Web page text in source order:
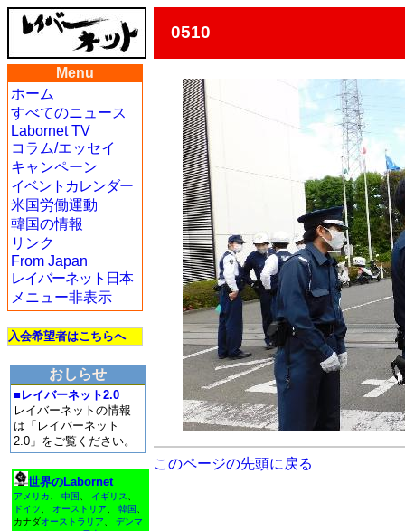
0510
Menu
ホーム
すべてのニュース
Labornet TV
コラム/エッセイ
キャンペーン
イベントカレンダー
米国労働運動
韓国の情報
リンク
From Japan
レイバーネット日本
メニュー非表示
入会希望者はこちらへ
おしらせ
■レイバーネット2.0
レイバーネットの情報
は「レイバーネット
2.0」をご覧ください。
世界のLabornet
アメリカ 中国 イギリス
ドイツ
オーストリア 韓国
カナダオーストラリア
デンマ
このページの先頭に戻る